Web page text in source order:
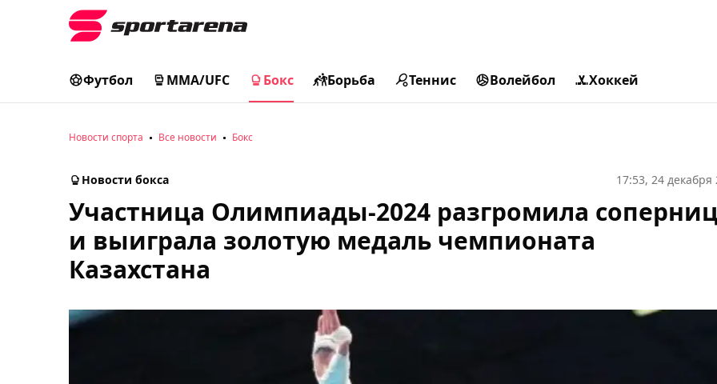
Футбол MMA/UFC Бокс Борьба Теннис Волейбол Хоккей
Новости спорта Все новости Бокс
Новости бокса 17:53, 24 декабря
Участница Олимпиады-2024 разгромила
и выиграла золотую медаль чемпионата
Казахстана